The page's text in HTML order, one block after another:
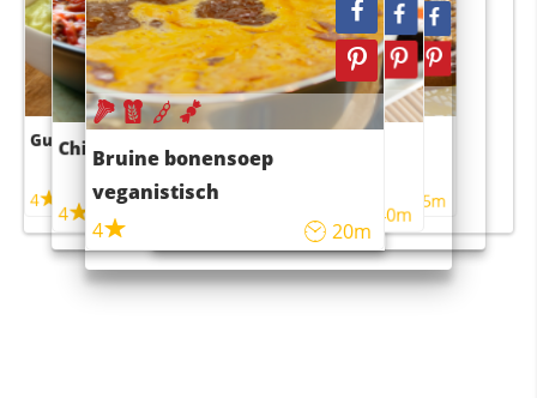
Guacamole
4
Chili con carne
4 45m
Bruine bonensoep
veganistisch
4
20m
Sushi rijstsalade
maaltijdsalade
40m
4 55m